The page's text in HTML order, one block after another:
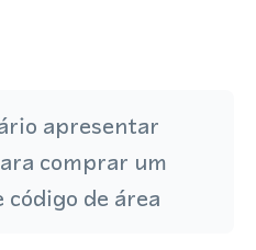
apresentar
comprar um
de área